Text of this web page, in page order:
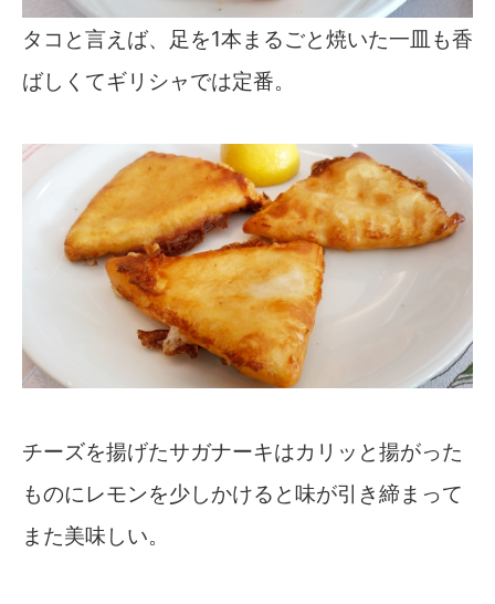
タコと言えば、足を1本まるごと焼いた一皿も香
ばしくてギリシャでは定番。
チーズを揚げたサガナーキはカリッと揚がった
ものにレモンを少しかけると味が引き締まって
また美味しい。